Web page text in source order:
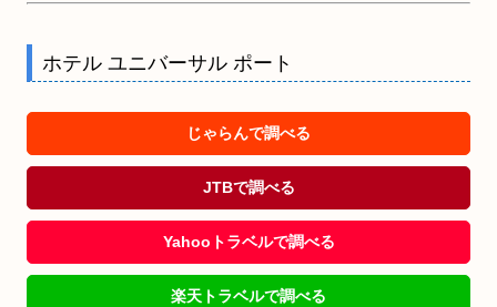
ホテル ユニバーサル ポート
じゃらんで調べる
JTBで調べる
Yahooトラベルで調べる
楽天トラベルで調べる